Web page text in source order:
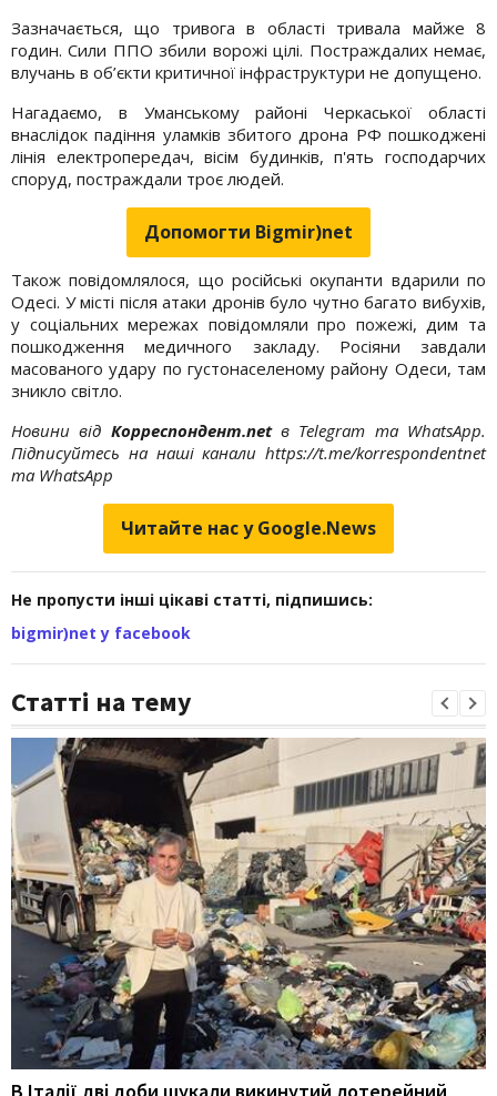
Зазначається, що тривога в області тривала майже 8
годин. Сили ППО збили ворожі цілі. Постраждалих немає,
влучань в об’єкти критичної інфраструктури не допущено.
Нагадаємо, в Уманському районі Черкаської області
внаслідок падіння уламків збитого дрона РФ пошкоджені
лінія електропередач, вісім будинків, п'ять господарчих
споруд, постраждали троє людей.
Допомогти Bigmir)net
Також повідомлялося, що російські окупанти вдарили по
Одесі. У місті після атаки дронів було чутно багато вибухів,
у соціальних мережах повідомляли про пожежі, дим та
пошкодження медичного закладу. Росіяни завдали
масованого удару по густонаселеному району Одеси, там
зникло світло.
Новини від Корреспондент.netв Telegram та WhatsApp.
Підписуйтесь на наші канали https://t.me/korrespondentnet
та WhatsApp
Читайте нас у Google.News
Не пропусти інші цікаві статті, підпишись:
bigmir)net у facebook
Статті на тему